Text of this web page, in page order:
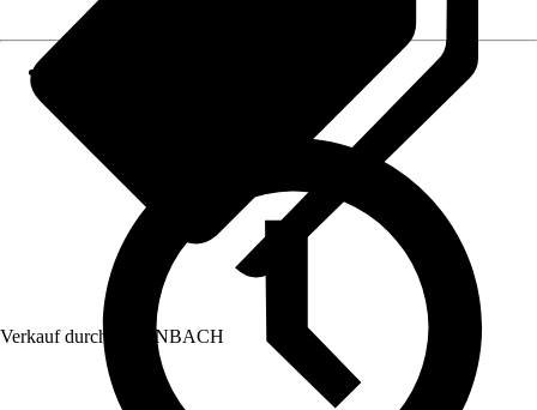
Verkauf durch: HORNBACH